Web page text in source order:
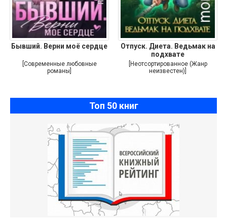
Бывший. Верни моё сердце
[Современные любовные
романы]
Отпуск. Диета. Ведьмак на
подхвате
[Неотсортированное (Жанр
неизвестен)]
Топ 50 книг